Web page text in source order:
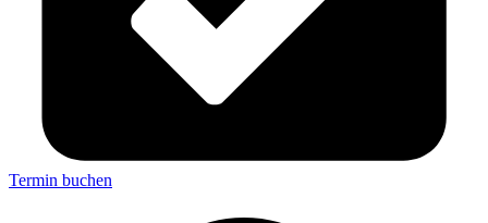
Termin buchen